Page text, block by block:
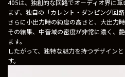
405は、独創的な回路でオーディオ界に革
まず、独自の「カレント・ダンピング回
さらに小出力時の純度の高さと、大出力
その結果、中音域の密度が非常に濃く、
ます。
したがって、独特な魅力を持つデザイン
す。